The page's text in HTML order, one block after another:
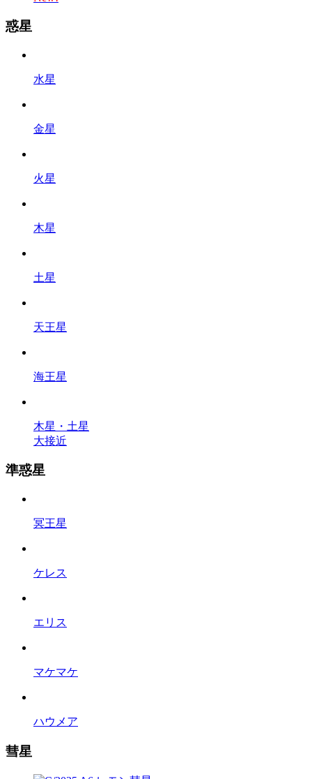
惑星
水星
金星
火星
木星
土星
天王星
海王星
木星・土星
大接近
準惑星
冥王星
ケレス
エリス
マケマケ
ハウメア
彗星